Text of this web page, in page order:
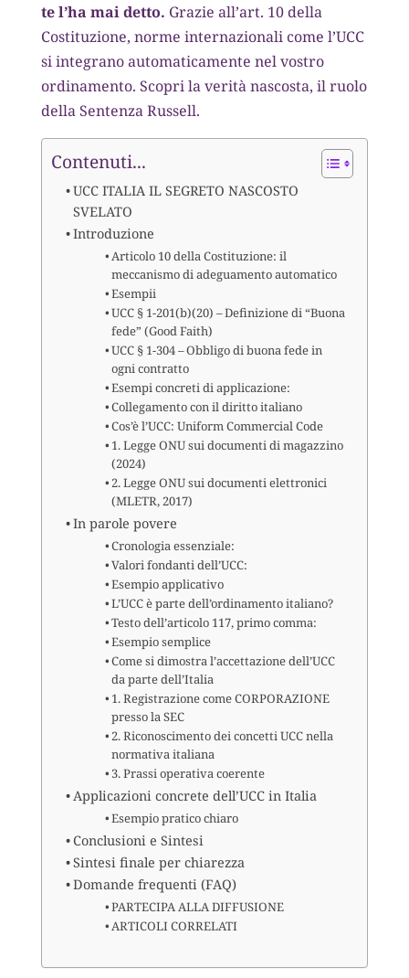
te l’ha mai detto. Grazie all’art. 10 della
Costituzione, norme internazionali come l’UCC
si integrano automaticamente nel vostro
ordinamento. Scopri la verità nascosta, il ruolo
della Sentenza Russell.
Contenuti...
UCC ITALIA IL SEGRETO NASCOSTO
SVELATO
Introduzione
Articolo 10 della Costituzione: il
meccanismo di adeguamento automatico
Esempii
UCC § 1-201(b)(20) – Definizione di “Buona
fede” (Good Faith)
UCC § 1-304 – Obbligo di buona fede in
ogni contratto
Esempi concreti di applicazione:
Collegamento con il diritto italiano
Cos’è l’UCC: Uniform Commercial Code
1. Legge ONU sui documenti di magazzino
(2024)
2. Legge ONU sui documenti elettronici
(MLETR, 2017)
In parole povere
Cronologia essenziale:
Valori fondanti dell’UCC:
Esempio applicativo
L’UCC è parte dell’ordinamento italiano?
Testo dell’articolo 117, primo comma:
Esempio semplice
Come si dimostra l’accettazione dell’UCC
da parte dell’Italia
1. Registrazione come CORPORAZIONE
presso la SEC
2. Riconoscimento dei concetti UCC nella
normativa italiana
3. Prassi operativa coerente
Applicazioni concrete dell’UCC in Italia
Esempio pratico chiaro
Conclusioni e Sintesi
Sintesi finale per chiarezza
Domande frequenti (FAQ)
PARTECIPA ALLA DIFFUSIONE
ARTICOLI CORRELATI